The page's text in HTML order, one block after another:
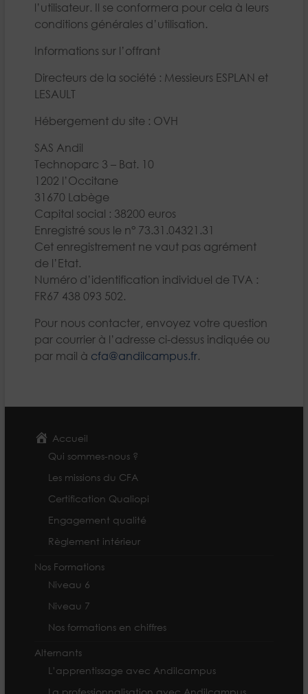
l’utilisateur. Il se conformera pour cela à leurs
conditions générales d’utilisation.
Informations sur l’offrant
Directeurs de la société : Messieurs ESPLAN et
LESAULT
Hébergement du site : OVH
SAS Andil
Technoparc 3 – Bat. 10
1202 l’Occitane
31670 Labège
Capital social : 38200 euros
Enregistré sous le n° 73.31.04321.31
Cet enregistrement ne vaut pas agrément
de l’Etat.
Numéro d’identification individuel de TVA :
FR67 438 093 502.
Pour nous contacter, envoyez votre question
par courrier à l’adresse ci-dessus indiquée ou
par mail à cfa@andilcampus.fr.
Accueil
Qui sommes-nous ?
Les missions du CFA
Certification Qualiopi
Engagement qualité
Règlement intérieur
Nos Formations
Niveau 6
Niveau 7
Nos formations en chiffres
Alternants
L’apprentissage avec Andilcampus